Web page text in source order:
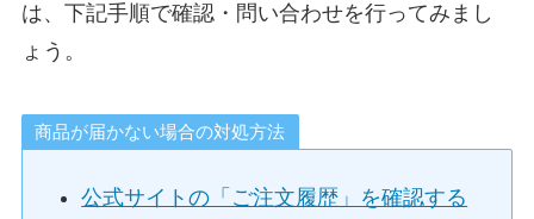
は、下記手順で確認・問い合わせを行ってみまし
ょう。
商品が届かない場合の対処方法
公式サイトの「ご注文履歴」を確認する